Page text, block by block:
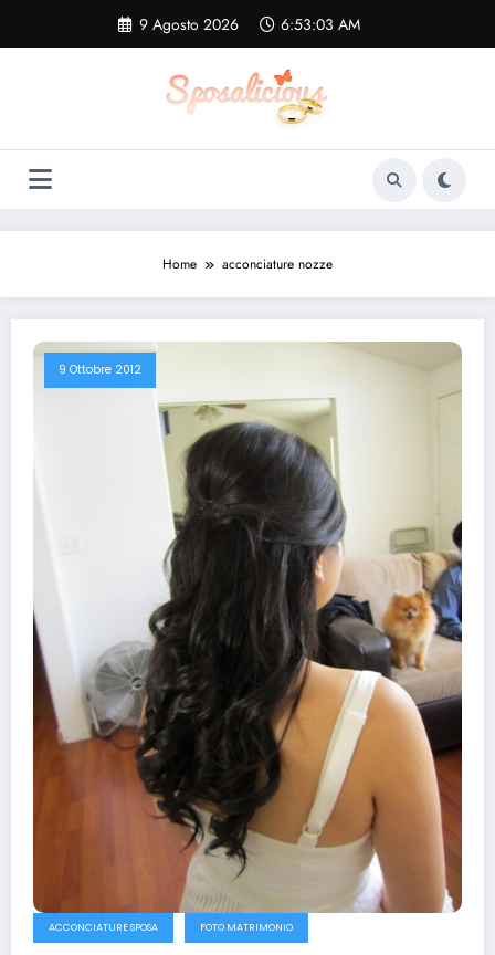
contenuto
9 Agosto 2026 6:53:04 AM
Home acconciature nozze
9 Ottobre 2012
ACCONCIATURE SPOSA FOTO MATRIMONIO